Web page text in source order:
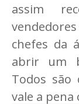
assim
chefes da
abrir um
Todos são
vale a